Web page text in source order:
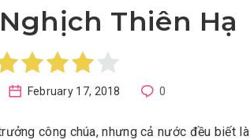
Thiên Hạ
February 17, 2018 0
công chúa, nhưng cả nước đều biết